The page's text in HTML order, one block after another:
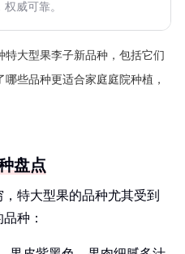
威可靠。
大型果李子新品种，包括它们
些品种更适合家庭庭院种植，
盘点
特大型果的品种尤其受到
种：